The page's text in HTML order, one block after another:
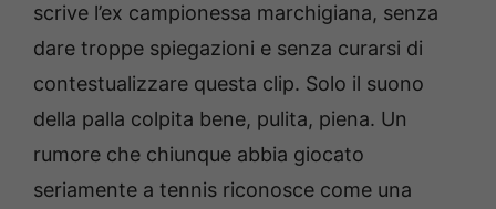
scrive l’ex campionessa marchigiana, senza
dare troppe spiegazioni e senza curarsi di
contestualizzare questa clip. Solo il suono
della palla colpita bene, pulita, piena. Un
rumore che chiunque abbia giocato
seriamente a tennis riconosce come una